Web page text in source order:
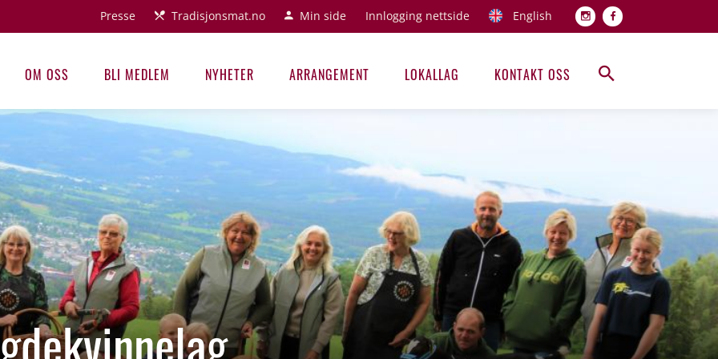
Topp
Presse Tradisjonsmat.no Min side Innlogging nettside English
Hovedmeny
OM OSS BLI MEDLEM NYHETER ARRANGEMENT LOKALLAG KONTAKT OSS